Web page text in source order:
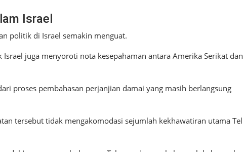
Israel
politik di Israel semakin menguat.
juga menyoroti nota kesepahaman antara Amerika Serikat dan
proses pembahasan perjanjian damai yang masih berlangsung
tersebut tidak mengakomodasi sejumlah kekhawatiran utama Tel